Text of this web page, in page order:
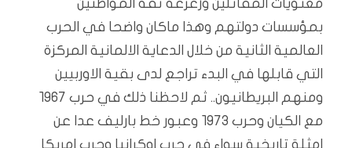
معنويات المقاتلين وزعزعة ثقة المواطنين
بمؤسسات دولتهم وهذا ماكان واضحا في الحرب
العالمية الثانية من خلال الدعاية الالمانية المركزة
التي قابلها في البدء تراجع لدى بقية الاوربيين
ومنهم البريطانيون.. ثم لاحظنا ذلك في حرب ١٩٦٧
مع الكيان وحرب ١٩٧٣ وعبور خط بارليف عدا عن
امثلة تاريخية سواء في حرب اوكرانيا وحرب امريكا